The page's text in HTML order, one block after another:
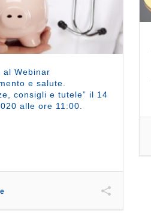
al Webinar
e salute.
consigli e tutele” il 14
alle ore 11:00.